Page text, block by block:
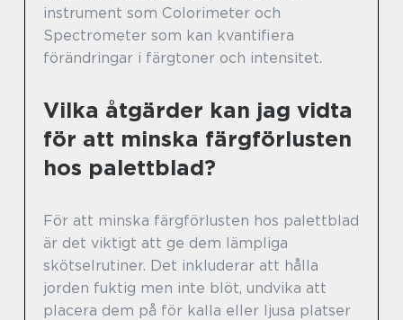
instrument som Colorimeter och
Spectrometer som kan kvantifiera
förändringar i färgtoner och intensitet.
Vilka åtgärder kan jag vidta
för att minska färgförlusten
hos palettblad?
För att minska färgförlusten hos palettblad
är det viktigt att ge dem lämpliga
skötselrutiner. Det inkluderar att hålla
jorden fuktig men inte blöt, undvika att
placera dem på för kalla eller ljusa platser